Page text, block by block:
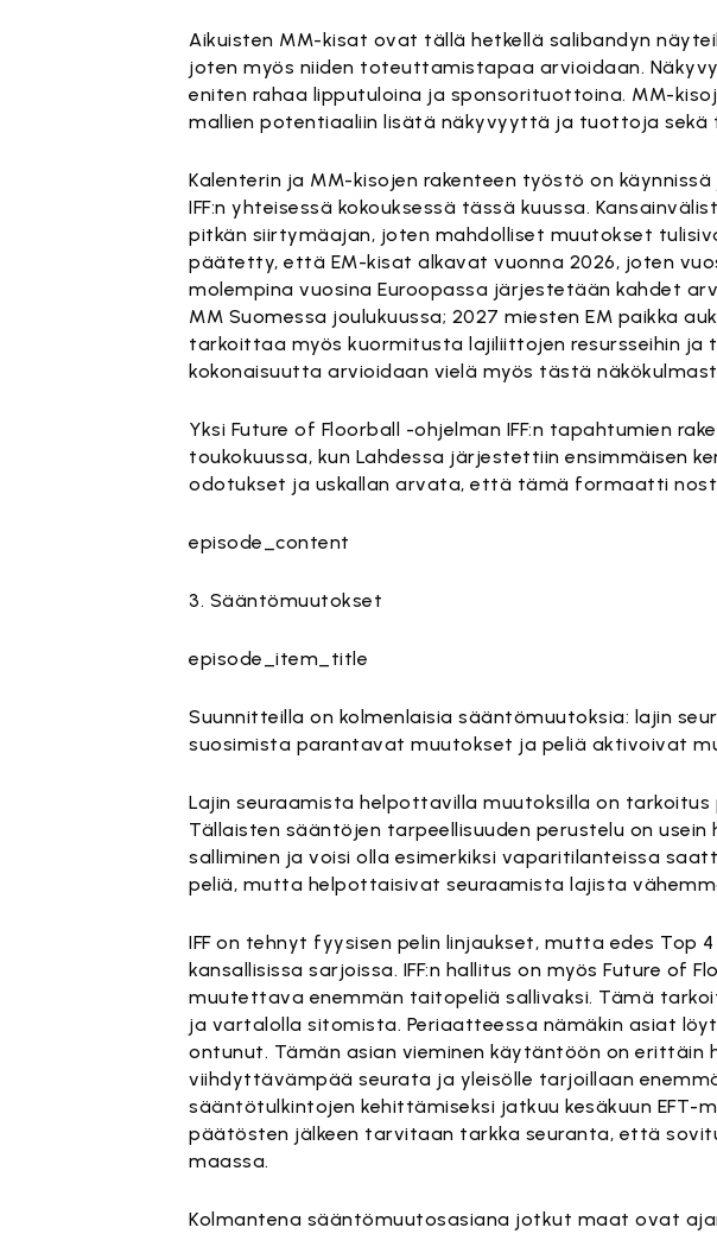
Aikuisten MM-kisat ovat tällä hetkellä salibandyn
joten myös niiden toteuttamistapaa arvioidaan.
eniten rahaa lipputuloina ja sponsorituottoina. MM-
mallien potentiaaliin lisätä näkyvyyttä ja tuottoja
Kalenterin ja MM-kisojen rakenteen työstö on
IFF:n yhteisessä kokouksessä tässä kuussa.
pitkän siirtymäajan, joten mahdolliset muutokset
päätetty, että EM-kisat alkavat vuonna 2026, joten
molempina vuosina Euroopassa järjestetään kahdet
MM Suomessa joulukuussa; 2027 miesten EM paikka
tarkoittaa myös kuormitusta lajiliittojen resursseihin
kokonaisuutta arvioidaan vielä myös tästä
Yksi Future of Floorball -ohjelman IFF:n tapahtumien
toukokuussa, kun Lahdessa järjestettiin ensimmäisen
odotukset ja uskallan arvata, että tämä formaatti
episode_content
3. Sääntömuutokset
episode_item_title
Suunnitteilla on kolmenlaisia sääntömuutoksia: lajin
suosimista parantavat muutokset ja peliä aktivoivat
Lajin seuraamista helpottavilla muutoksilla on
Tällaisten sääntöjen tarpeellisuuden perustelu on
salliminen ja voisi olla esimerkiksi vaparitilanteissa
peliä, mutta helpottaisivat seuraamista lajista
IFF on tehnyt fyysisen pelin linjaukset, mutta edes
kansallisissa sarjoissa. IFF:n hallitus on myös Future of
muutettava enemmän taitopeliä sallivaksi. Tämä
ja vartalolla sitomista. Periaatteessa nämäkin asiat
ontunut. Tämän asian vieminen käytäntöön on
viihdyttävämpää seurata ja yleisölle tarjoillaan
sääntötulkintojen kehittämiseksi jatkuu kesäkuun EFT-
päätösten jälkeen tarvitaan tarkka seuranta, että
maassa.
Kolmantena sääntömuutosasiana jotkut maat ovat